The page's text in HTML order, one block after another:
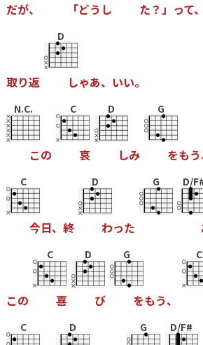
だが、 「どう し た ？」 って、
取り返
D
しゃあ、 いい。
N.C.
この
C
哀
D
しみ
G
をもう
C
今日、 終
D
わった
G D/
この
C
喜
D
び
G
をもう、
C
C D G D/F#